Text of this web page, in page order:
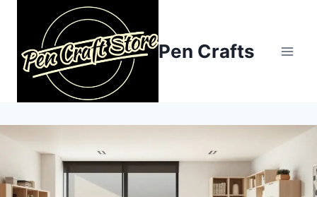
content
Pen Crafts